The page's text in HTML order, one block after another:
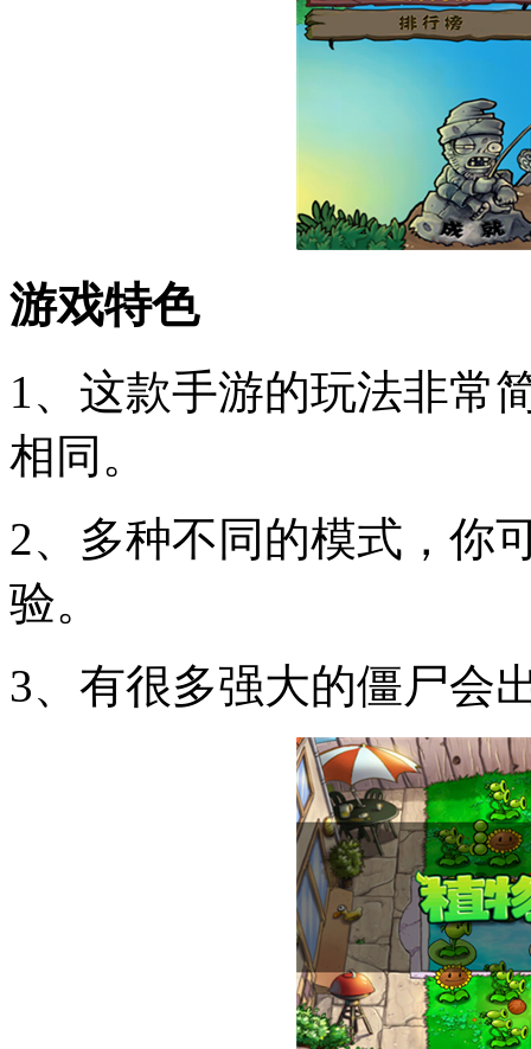
游戏特色
1、这款手游的玩法非常
相同。
2、多种不同的模式，你
验。
3、有很多强大的僵尸会